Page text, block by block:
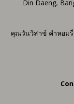
Din Daeng,
คุณวันวิสาข์ คำหอมรื่